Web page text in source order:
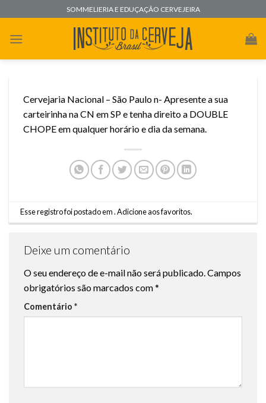
to
content
SOMMELIERIA E EDUÇAÇÃO CERVEJEIRA
Cervejaria Nacional – São Paulo n- Apresente a sua
carteirinha na CN em SP e tenha direito a DOUBLE
CHOPE em qualquer horário e dia da semana.
Esse registro foi postado em .Adicione aos favoritos.
Deixe um comentário
O seu endereço de e-mail não será publicado. Campos
obrigatórios são marcados com*
Comentário *